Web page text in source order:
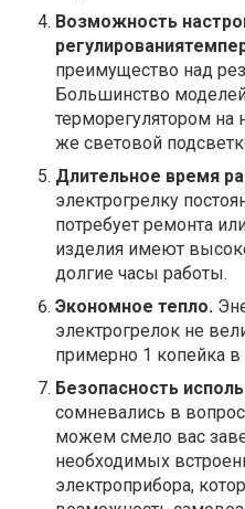
Возможность
преимущество над
Большинство
терморегулятором на
же световой
Длительное время
электрогрелку
потребует ремонта
изделия имеют
долгие часы работы.
Экономное тепло.
электрогрелок не
примерно 1 копейка в
Безопасность
сомневались в
можем смело вас
необходимых
электроприбора,